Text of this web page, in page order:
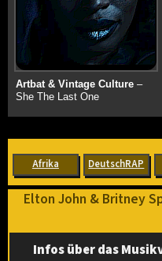
Artbat & Vintage Culture–
She The Last One
Afrika DeutschRAP
Elton John & Britney
Infos über das